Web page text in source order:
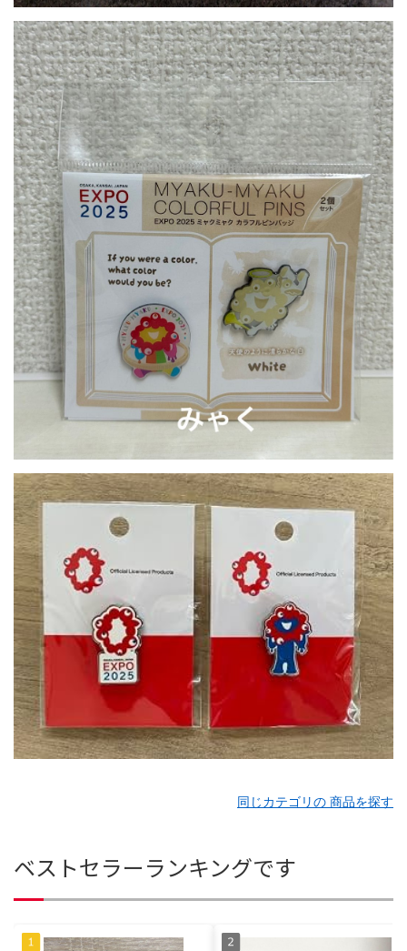
同じカテゴリの 商品を探す
ベストセラーランキングです